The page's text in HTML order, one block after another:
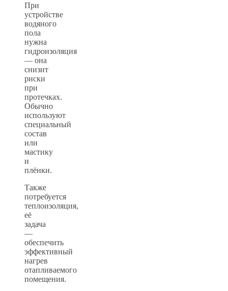
При
устройстве
водяного
пола
нужна
гидроизоляция
— она
снизит
риски
при
протечках.
Обычно
используют
специальный
состав
или
мастику
и
плёнки.
Также
потребуется
теплоизоляция,
её
задача
—
обеспечить
эффективный
нагрев
отапливаемого
помещения.